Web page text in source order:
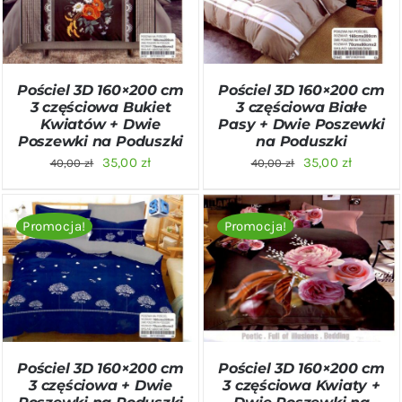
Pościel 3D 160×200 cm
3 częściowa Bukiet
Kwiatów + Dwie
Poszewki na Poduszki
40,00zł
Pierwotna
wynosiła:
40,00 zł.
35,00 złAktualna
wynosi:
35,00 zł.
Pościel 3D 160×200 cm
3 częściowa Białe
Pasy + Dwie Poszewki
na Poduszki
40,00zł
Pierwotna
wynosiła:
40,00 zł.
35,00 zł
wynosi:
35,00
Promocja!
DODAJ DO KOSZYKA
/
SZCZEGÓŁY
Pościel 3D 160×200 cm
3 częściowa + Dwie
Promocja!
DODAJ DO KOSZYKA
/
SZCZEGÓŁY
Pościel 3D 160×200 cm
3 częściowa Kwiaty +